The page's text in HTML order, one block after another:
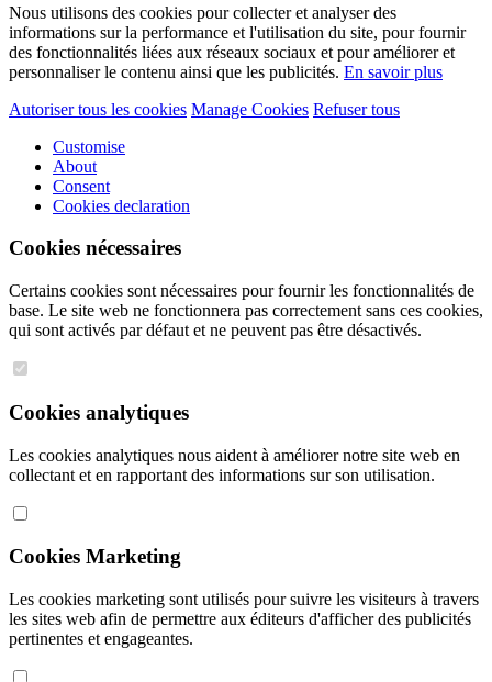
Nous utilisons des cookies pour collecter et analyser des
informations sur la performance et l'utilisation du site, pour fournir
des fonctionnalités liées aux réseaux sociaux et pour améliorer et
personnaliser le contenu ainsi que les publicités. En savoir plus
Autoriser tous les cookies Manage Cookies Refuser tous
Customise
About
Consent
Cookies declaration
Cookies nécessaires
Certains cookies sont nécessaires pour fournir les fonctionnalités de
base. Le site web ne fonctionnera pas correctement sans ces cookies,
qui sont activés par défaut et ne peuvent pas être désactivés.
Cookies analytiques
Les cookies analytiques nous aident à améliorer notre site web en
collectant et en rapportant des informations sur son utilisation.
Cookies Marketing
Les cookies marketing sont utilisés pour suivre les visiteurs à travers
les sites web afin de permettre aux éditeurs d'afficher des publicités
pertinentes et engageantes.